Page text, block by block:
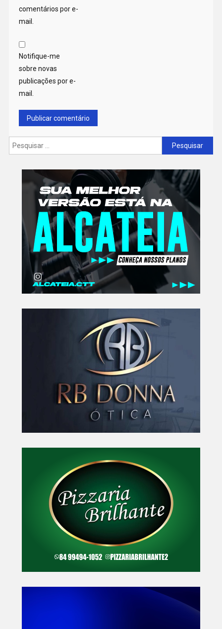
comentários por e-
mail.
Notifique-me
sobre novas
publicações por e-
mail.
Pesquisar
por: